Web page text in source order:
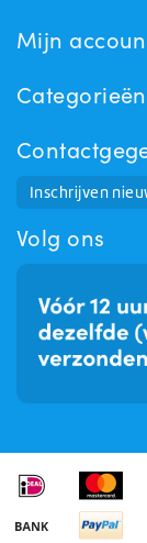
Mijn
Categorieën
Inschrijven
Volg ons